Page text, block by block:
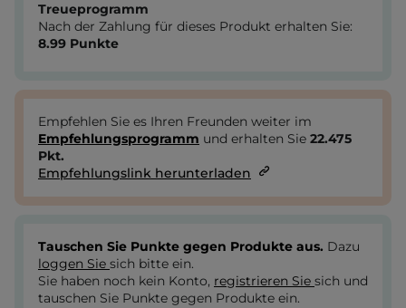
Treueprogramm
Nach der Zahlung für dieses Produkt erhalten Sie:
8.99 Punkte
Empfehlen Sie es Ihren Freunden weiter im
Empfehlungsprogramm und erhalten Sie 22.475
Pkt.
Empfehlungslink herunterladen
Tauschen Sie Punkte gegen Produkte aus. Dazu
loggen Sie sich bitte ein.
Sie haben noch kein Konto, registrieren Sie sich und
tauschen Sie Punkte gegen Produkte ein.